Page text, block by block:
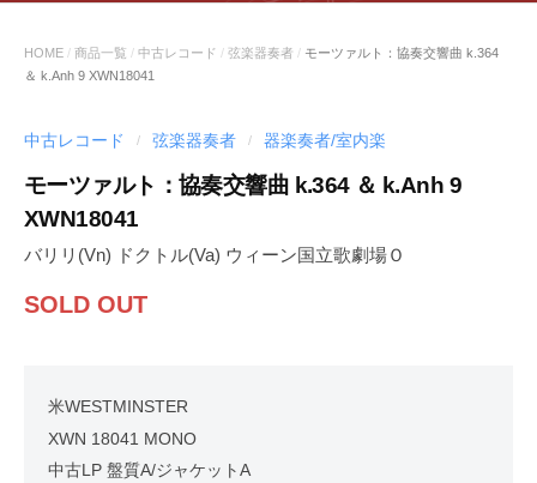
HOME / 商品一覧 / 中古レコード / 弦楽器奏者 / モーツァルト：協奏交響曲 k.364
＆ k.Anh 9 XWN18041
中古レコード / 弦楽器奏者 / 器楽奏者/室内楽
モーツァルト：協奏交響曲 k.364 ＆ k.Anh 9
XWN18041
バリリ(Vn) ドクトル(Va) ウィーン国立歌劇場Ｏ
SOLD OUT
米WESTMINSTER
XWN 18041 MONO
中古LP 盤質A/ジャケットA